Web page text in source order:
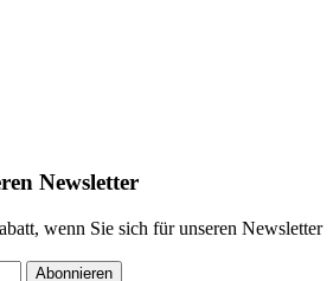
Newsletter
wenn Sie sich für unseren Newsletter
Abonnieren